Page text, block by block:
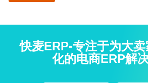
快麦ERP-专注于为大
化的电商ERP解